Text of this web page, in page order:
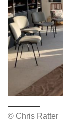
© Chris Ratter